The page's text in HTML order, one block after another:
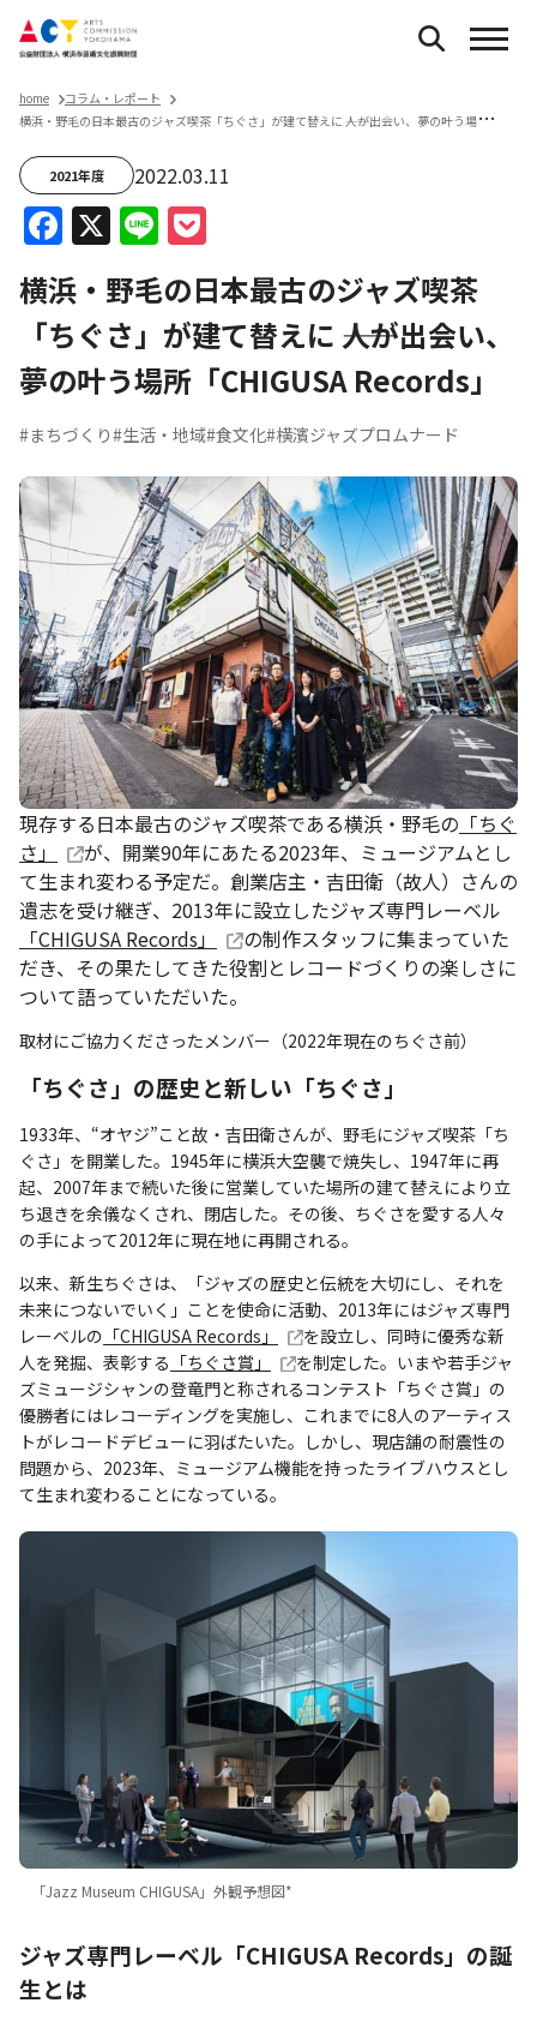
home コラム・レポート
横
浜・野毛の日本最古のジャズ喫茶「ちぐさ」が建て替えに ――人が出会い、夢の叶う場所「CHIGUSA Records」
2021年度 2022.03.11
Facebook
X Line
横浜・野毛の日本最古のジャズ喫茶
「ちぐさ」が建て替えに ――人が出会い、
夢の叶う場所「CHIGUSA Records」
#まちづくり#生活・地域#食文化#横濱ジャズプロムナード
現存する日本最古のジャズ喫茶である横浜・野毛の 「ちぐ
さ」
が、開業90年にあたる2023年、ミュージアムとし
て生まれ変わる予定だ。創業店主・吉田衛（故人）さんの
遺志を受け継ぎ、2013年に設立したジャズ専門レーベル
「CHIGUSA Records」
の制作スタッフに集まっていた
だき、その果たしてきた役割とレコードづくりの楽しさに
ついて語っていただいた。
取材にご協力くださったメンバー（2022年現在のちぐさ前）
「ちぐさ」の歴史と新しい「ちぐさ」
1933年、“オヤジ”こと故・吉田衛さんが、野毛にジャズ喫茶「ち
ぐさ」を開業した。1945年に横浜大空襲で焼失し、1947年に再
起、2007年まで続いた後に営業していた場所の建て替えにより立
ち退きを余儀なくされ、閉店した。その後、ちぐさを愛する人々
の手によって2012年に現在地に再開される。
以来、新生ちぐさは、「ジャズの歴史と伝統を大切にし、それを
未来につないでいく」ことを使命に活動、2013年にはジャズ専門
レーベルの 「CHIGUSA Records」
を設立し、同時に優秀な新
人を発掘、表彰する 「ちぐさ賞」
を制定した。いまや若手ジャ
ズミュージシャンの登竜門と称されるコンテスト「ちぐさ賞」の
優勝者にはレコーディングを実施し、これまでに8人のアーティス
トがレコードデビューに羽ばたいた。しかし、現店舗の耐震性の
問題から、2023年、ミュージアム機能を持ったライブハウスとし
て生まれ変わることになっている。
「Jazz Museum CHIGUSA」外観予想図*
ジャズ専門レーベル「CHIGUSA Records」の誕
生とは